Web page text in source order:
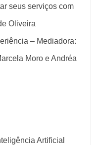
seus serviços com
Oliveira
– Mediadora:
Moro e Andréa
Artificial